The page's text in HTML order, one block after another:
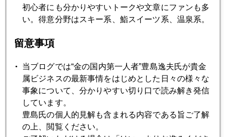
2019年
1月 2月 3月 4月 5月 6月
7月
2019年06月28日
どうなる週明け日本市場、世界が注目
2019年06月27日
初心者にも分かりやすいトークや文章にファンも多
い。得意分野はスキー系、鮨スイーツ系、温泉系。
留意事項
当ブログでは“金の国内第一人者”豊島逸夫氏が貴金
属ビジネスの最新事情をはじめとした日々の様々な
事象について、分かりやすい切り口で読み解き発信
しています。
豊島氏の個人的見解も含まれる内容である旨ご了解
の上、閲覧ください。